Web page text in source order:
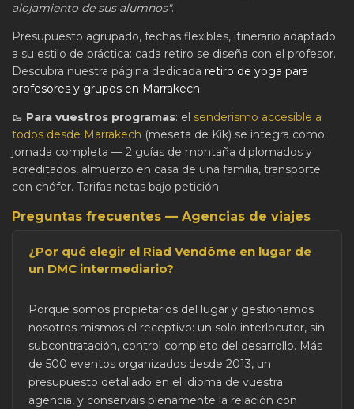
alojamiento de sus alumnos".
Presupuesto agrupado, fechas flexibles, itinerario adaptado
a su estilo de práctica: cada retiro se diseña con el profesor.
Descubra nuestra página dedicada retiro de yoga para
profesores y grupos en Marrakech.
🥾 Para vuestros programas: el senderismo accesible a
todos desde Marrakech (meseta de Kik) se integra como
jornada completa — 2 guías de montaña diplomados y
acreditados, almuerzo en casa de una familia, transporte
con chófer. Tarifas netas bajo petición.
Preguntas frecuentes — Agencias de viajes
¿Por qué elegir el Riad Vendôme en lugar de
un DMC intermediario?
Porque somos propietarios del lugar y gestionamos
nosotros mismos el receptivo: un solo interlocutor, sin
subcontratación, control completo del desarrollo. Más
de 500 eventos organizados desde 2013, un
presupuesto detallado en el idioma de vuestra
agencia, y conserváis plenamente la relación con